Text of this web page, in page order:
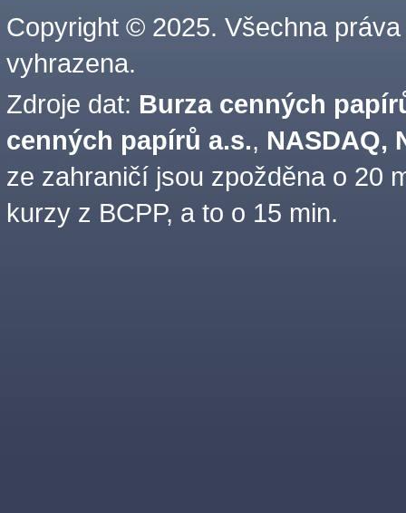
Copyright © 2025. Všechna práva
vyhrazena.
Zdroje dat: Burza cenných
cenných papírů a.s., NASDAQ,
ze zahraničí jsou zpožděna o 20
kurzy z BCPP, a to o 15 min.